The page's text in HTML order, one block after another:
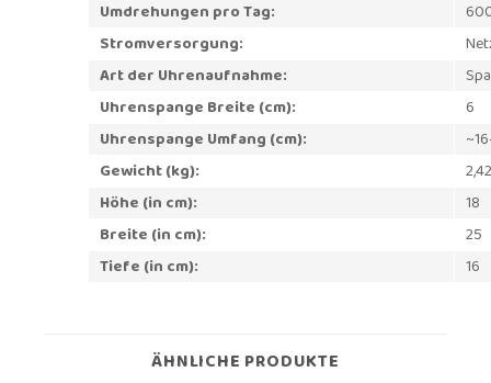
Umdrehungen pro Tag:
Stromversorgung:
Art der Uhrenaufnahme:
Uhrenspange Breite (cm):
6
Uhrenspange Umfang (cm):
Gewicht (kg):
2,42
Höhe (in cm):
18
Breite (in cm):
25
Tiefe (in cm):
16
ÄHNLICHE PRODUKTE